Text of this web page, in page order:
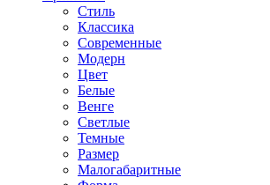
Стиль
Классика
Современные
Модерн
Цвет
Белые
Венге
Светлые
Темные
Размер
Малогабаритные